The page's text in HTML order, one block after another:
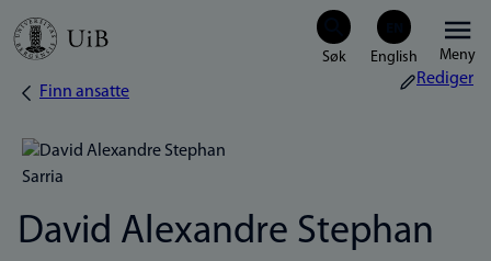
Hopp
Meny
Navigasjonssti
Finn ansatte
Rediger
David Alexandre Stephan